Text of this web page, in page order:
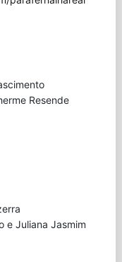
Resende
e Juliana Jasmim